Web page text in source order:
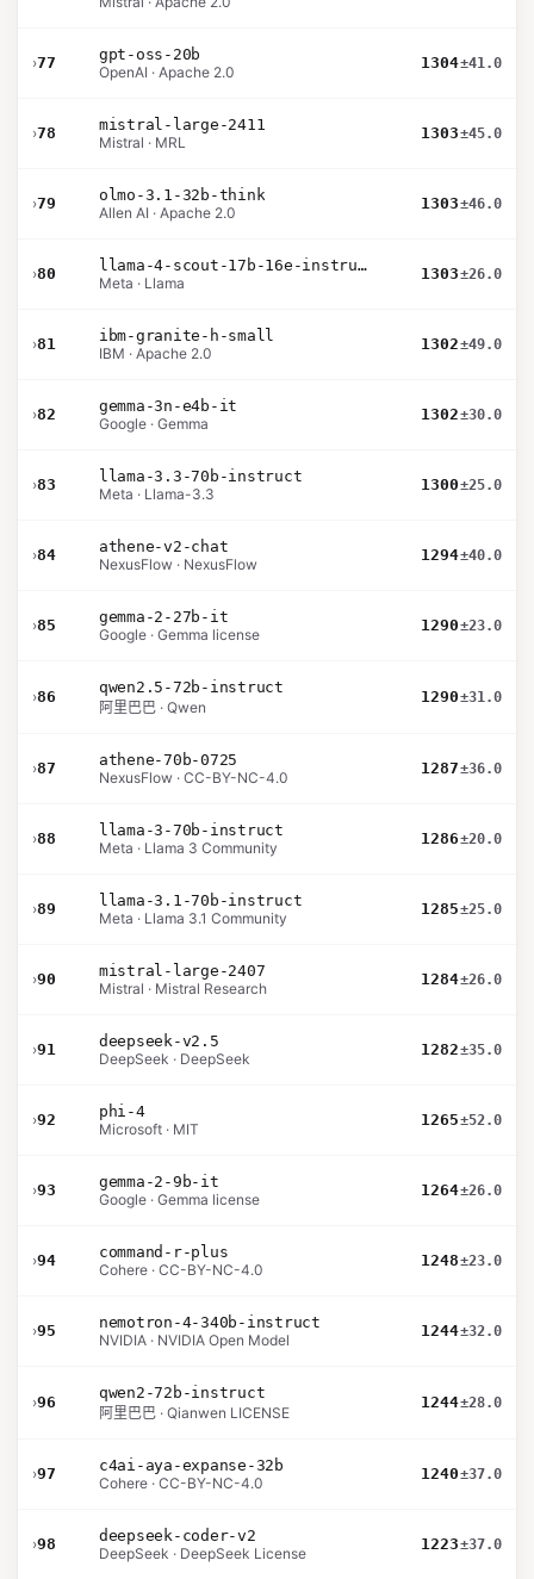
›77
gpt-oss-20b
OpenAI · Apache 2.0
1304±41.0
›78
mistral-large-2411
Mistral · MRL
1303±45.0
›79
olmo-3.1-32b-think
Allen AI · Apache 2.0
1303±46.0
›80
llama-4-scout-17b-16e-instruct
Meta · Llama
1303±26.0
›81
ibm-granite-h-small
IBM · Apache 2.0
1302±49.0
›82
gemma-3n-e4b-it
Google · Gemma
1302±30.0
›83
llama-3.3-70b-instruct
Meta · Llama-3.3
1300±25.0
›84
athene-v2-chat
NexusFlow · NexusFlow
1294±40.0
›85
gemma-2-27b-it
Google · Gemma license
1290±23.0
›86
qwen2.5-72b-instruct
阿里巴巴 · Qwen
1290±31.0
›87
athene-70b-0725
NexusFlow · CC-BY-NC-4.0
1287±36.0
›88
llama-3-70b-instruct
Meta · Llama 3 Community
1286±20.0
›89
llama-3.1-70b-instruct
Meta · Llama 3.1 Community
1285±25.0
›90
mistral-large-2407
Mistral · Mistral Research
1284±26.0
›91
deepseek-v2.5
DeepSeek · DeepSeek
1282±35.0
›92
phi-4
Microsoft · MIT
1265±52.0
›93
gemma-2-9b-it
Google · Gemma license
1264±26.0
›94
command-r-plus
Cohere · CC-BY-NC-4.0
1248±23.0
›95
nemotron-4-340b-instruct
NVIDIA · NVIDIA Open Model
1244±32.0
›96
qwen2-72b-instruct
阿里巴巴 · Qianwen LICENSE
1244±28.0
›97
c4ai-aya-expanse-32b
Cohere · CC-BY-NC-4.0
1240±37.0
›98
deepseek-coder-v2
DeepSeek · DeepSeek License
1223±37.0